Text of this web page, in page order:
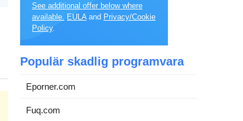
See additional offer below where
available. EULAand Privacy/Cookie
Policy.
Populär skadlig programvara
Eporner.com
Fuq.com